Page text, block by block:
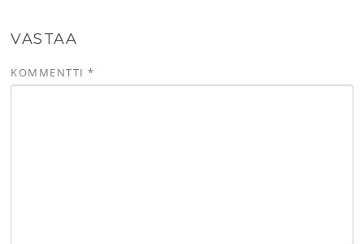
VASTAA
KOMMENTTI*